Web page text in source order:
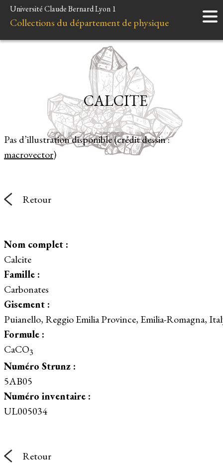
Accueil
Instruments
Liens et ressources
Université Claude Bernard Lyon 1
Collections du département de physique
Pas d’illustration disponible (crédit dessin :
macrovector)
CALCITE
Retour
Nom complet :
Calcite
Famille :
Carbonates
Gisement :
Puianello, Reggio Emilia Province, Emilia-Romagna,
Formule :
CaCO3
Numéro Strunz :
5AB05
Numéro inventaire :
UL005034
Retour